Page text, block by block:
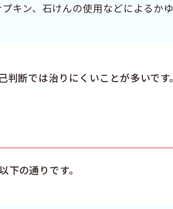
キン、石けんの使用などによるかゆ
断では治りにくいことが多いです。
の通りです。